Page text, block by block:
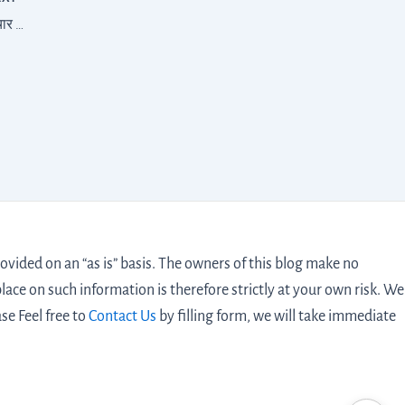
on an “as is” basis. The owners of this blog make no
on such information is therefore strictly at your own risk. We
Feel free to Contact Us by filling form, we will take immediate